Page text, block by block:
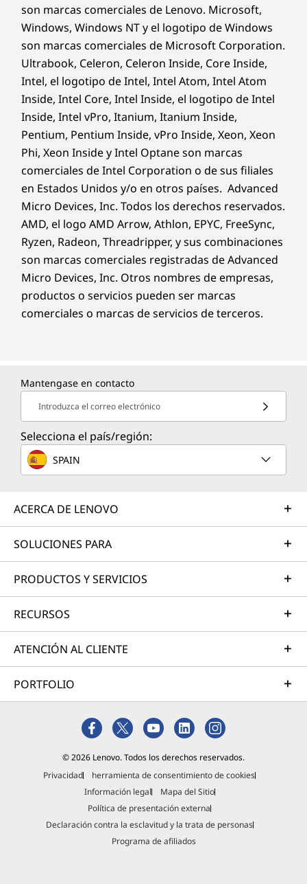
son marcas comerciales de Lenovo. Microsoft,
Windows, Windows NT y el logotipo de Windows
son marcas comerciales de Microsoft Corporation.
Ultrabook, Celeron, Celeron Inside, Core Inside,
Intel, el logotipo de Intel, Intel Atom, Intel Atom
Inside, Intel Core, Intel Inside, el logotipo de Intel
Inside, Intel vPro, Itanium, Itanium Inside,
Pentium, Pentium Inside, vPro Inside, Xeon, Xeon
Phi, Xeon Inside y Intel Optane son marcas
comerciales de Intel Corporation o de sus filiales
en Estados Unidos y/o en otros países. Advanced
Micro Devices, Inc. Todos los derechos reservados.
AMD, el logo AMD Arrow, Athlon, EPYC, FreeSync,
Ryzen, Radeon, Threadripper, y sus combinaciones
son marcas comerciales registradas de Advanced
Micro Devices, Inc. Otros nombres de empresas,
productos o servicios pueden ser marcas
comerciales o marcas de servicios de terceros.
Mantengase en contacto
Introduzca el correo electrónico
Selecciona el país/región:
SPAIN
ACERCA DE LENOVO
SOLUCIONES PARA
PRODUCTOS Y SERVICIOS
RECURSOS
ATENCIÓN AL CLIENTE
PORTFOLIO
© 2026 Lenovo. Todos los derechos reservados.
Privacidad
herramienta de consentimiento de cookies
Información legal
Mapa del Sitio
Política de presentación externa
Declaración contra la esclavitud y la trata de personas
Programa de afiliados